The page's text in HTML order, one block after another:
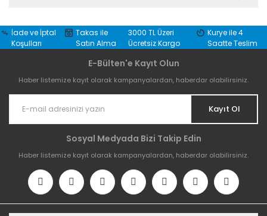
İade ve İptal
Koşulları
Takas ile
Satın Alma
3000 TL Üzeri
Ücretsiz Kargo
Kurye ile 4
Saatte Teslim
E-Bülten'e Kayıt Olun
Haber listemize kayıt olarak kampanyalardan, haberdar olabilirsiniz.
Kayıt Ol
Sosyal Medyada Bizi Takip Edin
Haber listemize kayıt olarak kampanyalardan, haberdar olabilirsiniz.